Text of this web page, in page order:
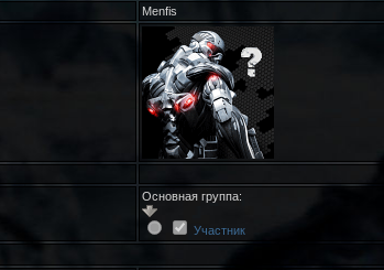
Menfis
Основная группа:
Участник